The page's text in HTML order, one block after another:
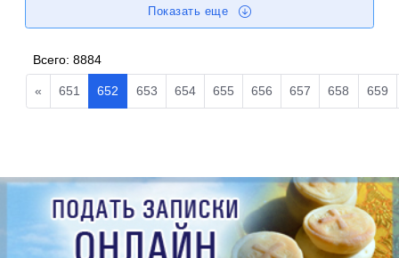
Показать еще
Всего:8884
« 651 652 653 654 655 656 657 658 659